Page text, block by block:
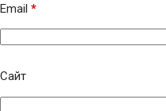
Email *
Сайт